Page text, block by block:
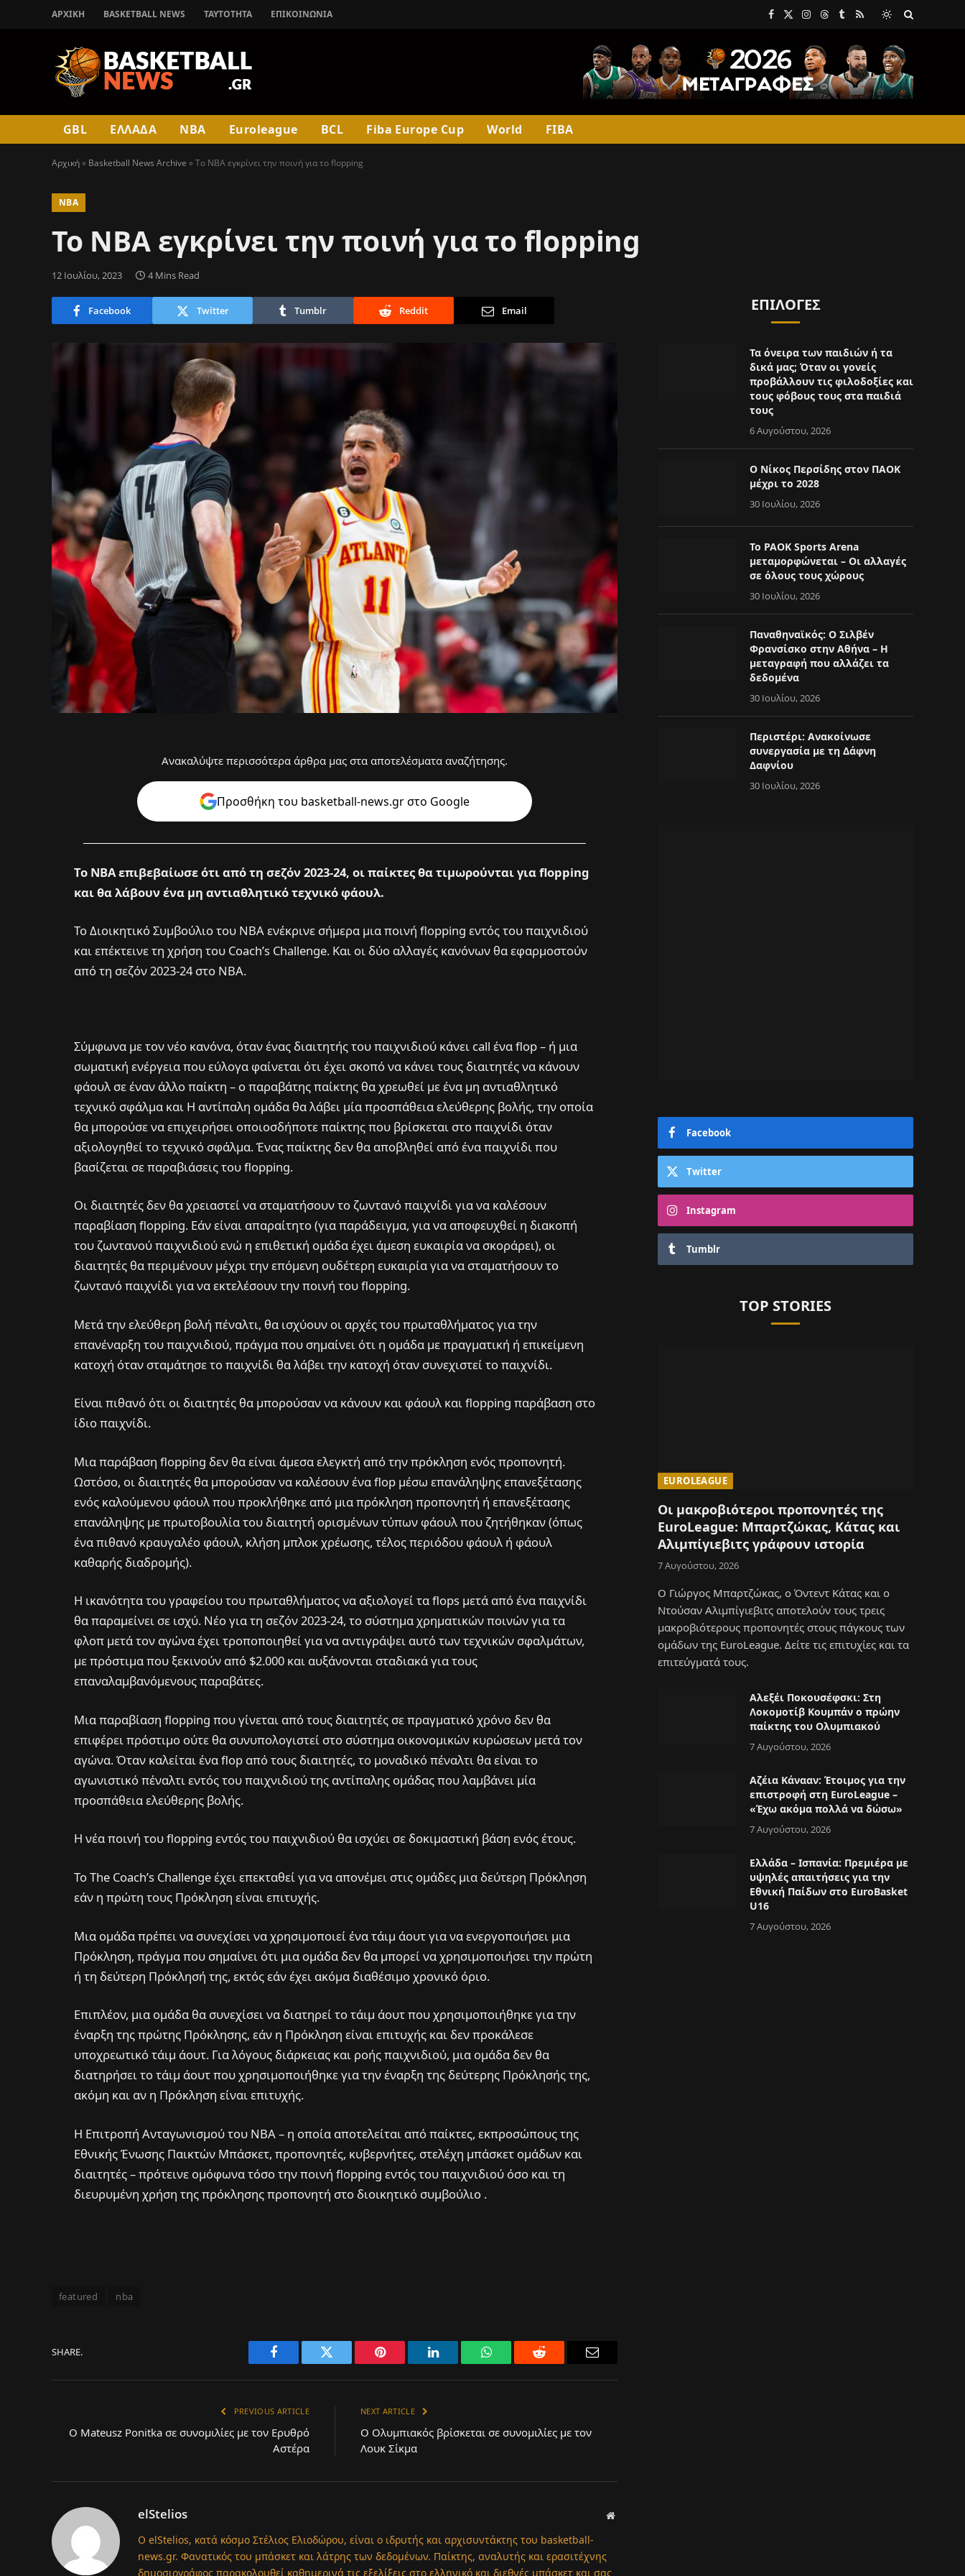
ΑΡΧΙΚΉ BASKETBALL NEWS ΤΑΥΤΟΤΗΤΑ ΕΠΙΚΟΙΝΩΝΊΑ Facebook
X
Instagram
Threads
Tumblr
RSS
GBL ΕΛΛΑΔΑ NBA Euroleague BCL Fiba Europe Cup World FIBA
Αρχική» Basketball News Archive »Το NBA εγκρίνει την ποινή για το flopping
NBA
Το NBA εγκρίνει την ποινή για το flopping
12 Ιουλίου, 2023 4 Mins Read
Facebook Twitter Tumblr Reddit Email
Ανακαλύψτε περισσότερα άρθρα μας στα αποτελέσματα αναζήτησης.
Προσθήκη του basketball-news.gr στo Google
Το NBA επιβεβαίωσε ότι από τη σεζόν 2023-24, οι παίκτες θα τιμωρούνται για flopping
και θα λάβουν ένα μη αντιαθλητικό τεχνικό φάουλ.
Το Διοικητικό Συμβούλιο του ΝΒΑ ενέκρινε σήμερα μια ποινή flopping εντός του παιχνιδιού
και επέκτεινε τη χρήση του Coach’s Challenge. Και οι δύο αλλαγές κανόνων θα εφαρμοστούν
από τη σεζόν 2023-24 στο ΝΒΑ.
Σύμφωνα με τον νέο κανόνα, όταν ένας διαιτητής του παιχνιδιού κάνει call ένα flop – ή μια
σωματική ενέργεια που εύλογα φαίνεται ότι έχει σκοπό να κάνει τους διαιτητές να κάνουν
φάουλ σε έναν άλλο παίκτη – ο παραβάτης παίκτης θα χρεωθεί με ένα μη αντιαθλητικό
τεχνικό σφάλμα και Η αντίπαλη ομάδα θα λάβει μία προσπάθεια ελεύθερης βολής, την οποία
θα μπορούσε να επιχειρήσει οποιοσδήποτε παίκτης που βρίσκεται στο παιχνίδι όταν
αξιολογηθεί το τεχνικό σφάλμα. Ένας παίκτης δεν θα αποβληθεί από ένα παιχνίδι που
βασίζεται σε παραβιάσεις του flopping.
Οι διαιτητές δεν θα χρειαστεί να σταματήσουν το ζωντανό παιχνίδι για να καλέσουν
παραβίαση flopping. Εάν είναι απαραίτητο (για παράδειγμα, για να αποφευχθεί η διακοπή
του ζωντανού παιχνιδιού ενώ η επιθετική ομάδα έχει άμεση ευκαιρία να σκοράρει), οι
διαιτητές θα περιμένουν μέχρι την επόμενη ουδέτερη ευκαιρία για να σταματήσουν το
ζωντανό παιχνίδι για να εκτελέσουν την ποινή του flopping.
Μετά την ελεύθερη βολή πέναλτι, θα ισχύουν οι αρχές του πρωταθλήματος για την
επανέναρξη του παιχνιδιού, πράγμα που σημαίνει ότι η ομάδα με πραγματική ή επικείμενη
κατοχή όταν σταμάτησε το παιχνίδι θα λάβει την κατοχή όταν συνεχιστεί το παιχνίδι.
Είναι πιθανό ότι οι διαιτητές θα μπορούσαν να κάνουν και φάουλ και flopping παράβαση στο
ίδιο παιχνίδι.
Μια παράβαση flopping δεν θα είναι άμεσα ελεγκτή από την πρόκληση ενός προπονητή.
Ωστόσο, οι διαιτητές θα μπορούσαν να καλέσουν ένα flop μέσω επανάληψης επανεξέτασης
ενός καλούμενου φάουλ που προκλήθηκε από μια πρόκληση προπονητή ή επανεξέτασης
επανάληψης με πρωτοβουλία του διαιτητή ορισμένων τύπων φάουλ που ζητήθηκαν (όπως
ένα πιθανό κραυγαλέο φάουλ, κλήση μπλοκ χρέωσης, τέλος περιόδου φάουλ ή φάουλ
καθαρής διαδρομής).
Η ικανότητα του γραφείου του πρωταθλήματος να αξιολογεί τα flops μετά από ένα παιχνίδι
θα παραμείνει σε ισχύ. Νέο για τη σεζόν 2023-24, το σύστημα χρηματικών ποινών για τα
φλοπ μετά τον αγώνα έχει τροποποιηθεί για να αντιγράψει αυτό των τεχνικών σφαλμάτων,
με πρόστιμα που ξεκινούν από $2.000 και αυξάνονται σταδιακά για τους
επαναλαμβανόμενους παραβάτες.
Μια παραβίαση flopping που γίνεται από τους διαιτητές σε πραγματικό χρόνο δεν θα
επιφέρει πρόστιμο ούτε θα συνυπολογιστεί στο σύστημα οικονομικών κυρώσεων μετά τον
αγώνα. Όταν καλείται ένα flop από τους διαιτητές, το μοναδικό πέναλτι θα είναι το
αγωνιστικό πέναλτι εντός του παιχνιδιού της αντίπαλης ομάδας που λαμβάνει μία
προσπάθεια ελεύθερης βολής.
Η νέα ποινή του flopping εντός του παιχνιδιού θα ισχύει σε δοκιμαστική βάση ενός έτους.
Το The Coach’s Challenge έχει επεκταθεί για να απονέμει στις ομάδες μια δεύτερη Πρόκληση
εάν η πρώτη τους Πρόκληση είναι επιτυχής.
Μια ομάδα πρέπει να συνεχίσει να χρησιμοποιεί ένα τάιμ άουτ για να ενεργοποιήσει μια
Πρόκληση, πράγμα που σημαίνει ότι μια ομάδα δεν θα μπορεί να χρησιμοποιήσει την πρώτη
ή τη δεύτερη Πρόκλησή της, εκτός εάν έχει ακόμα διαθέσιμο χρονικό όριο.
Επιπλέον, μια ομάδα θα συνεχίσει να διατηρεί το τάιμ άουτ που χρησιμοποιήθηκε για την
έναρξη της πρώτης Πρόκλησης, εάν η Πρόκληση είναι επιτυχής και δεν προκάλεσε
υποχρεωτικό τάιμ άουτ. Για λόγους διάρκειας και ροής παιχνιδιού, μια ομάδα δεν θα
διατηρήσει το τάιμ άουτ που χρησιμοποιήθηκε για την έναρξη της δεύτερης Πρόκλησής της,
ακόμη και αν η Πρόκληση είναι επιτυχής.
Η Επιτροπή Ανταγωνισμού του ΝΒΑ – η οποία αποτελείται από παίκτες, εκπροσώπους της
Εθνικής Ένωσης Παικτών Μπάσκετ, προπονητές, κυβερνήτες, στελέχη μπάσκετ ομάδων και
διαιτητές – πρότεινε ομόφωνα τόσο την ποινή flopping εντός του παιχνιδιού όσο και τη
διευρυμένη χρήση της πρόκλησης προπονητή στο διοικητικό συμβούλιο .
featured nba
SHARE.
Facebook Twitter Pinterest LinkedIn WhatsAppReddit
PREVIOUS ARTICLE
Ο Mateusz Ponitka σε συνομιλίες με τον Ερυθρό
Αστέρα
NEXT ARTICLE
Ο Ολυμπιακός βρίσκεται σε συνομιλίες με τον
Λουκ Σίκμα
elStelios Website
Ο elStelios, κατά κόσμο Στέλιος Ελιοδώρου, είναι ο ιδρυτής και αρχισυντάκτης του basketball-
news.gr. Φανατικός του μπάσκετ και λάτρης των δεδομένων. Παίκτης, αναλυτής και ερασιτέχνης
δημοσιογράφος παρακολουθεί καθημερινά τις εξελίξεις στο ελληνικό και διεθνές μπάσκετ και σας
ΕΠΙΛΟΓΈΣ
Τα όνειρα των παιδιών ή τα
δικά μας; Όταν οι γονείς
προβάλλουν τις φιλοδοξίες και
τους φόβους τους στα παιδιά
τους
6 Αυγούστου, 2026
Ο Νίκος Περσίδης στον ΠΑΟΚ
μέχρι το 2028
30 Ιουλίου, 2026
Το PAOK Sports Arena
μεταμορφώνεται – Οι αλλαγές
σε όλους τους χώρους
30 Ιουλίου, 2026
Παναθηναϊκός: Ο Σιλβέν
Φρανσίσκο στην Αθήνα – Η
μεταγραφή που αλλάζει τα
δεδομένα
30 Ιουλίου, 2026
Περιστέρι: Ανακοίνωσε
συνεργασία με τη Δάφνη
Δαφνίου
30 Ιουλίου, 2026
Facebook
Twitter
Instagram
Tumblr
TOP STORIES
EUROLEAGUE
Οι μακροβιότεροι προπονητές της
EuroLeague: Μπαρτζώκας, Κάτας και
Αλιμπίγιεβιτς γράφουν ιστορία
7 Αυγούστου, 2026
Ο Γιώργος Μπαρτζώκας, ο Όντεντ Κάτας και ο
Ντούσαν Αλιμπίγιεβιτς αποτελούν τους τρεις
μακροβιότερους προπονητές στους πάγκους των
ομάδων της EuroLeague. Δείτε τις επιτυχίες και τα
επιτεύγματά τους.
Αλεξέι Ποκουσέφσκι: Στη
Λοκομοτίβ Κουμπάν ο πρώην
παίκτης του Ολυμπιακού
7 Αυγούστου, 2026
Αζέια Κάνααν: Έτοιμος για την
επιστροφή στη EuroLeague –
«Έχω ακόμα πολλά να δώσω»
7 Αυγούστου, 2026
Ελλάδα – Ισπανία: Πρεμιέρα με
υψηλές απαιτήσεις για την
Εθνική Παίδων στο EuroBasket
U16
7 Αυγούστου, 2026